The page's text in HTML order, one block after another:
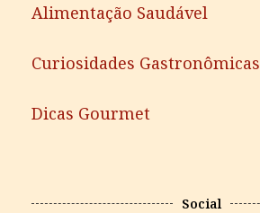
Alimentação Saudável
Curiosidades Gastronômicas
Dicas Gourmet
Social